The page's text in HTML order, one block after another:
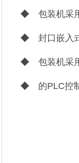
◆ 包装机采用
◆ 封口嵌入式
◆ 包装机采用
◆ 的PLC控制